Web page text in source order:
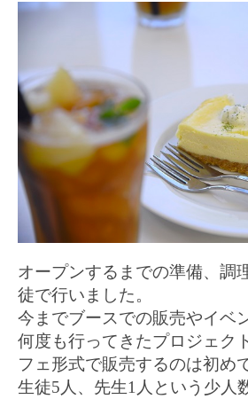
オープンするまでの準備、調
徒で行いました。
今までブースでの販売やイベ
何度も行ってきたプロジェク
フェ形式で販売するのは初め
生徒5 人、先生1 人という少人